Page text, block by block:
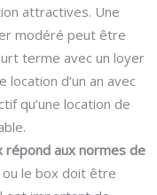
attractives. Une
modéré peut être
terme avec un loyer
d’un an avec
qu’une location de
répond aux normes de
ou le box doit être